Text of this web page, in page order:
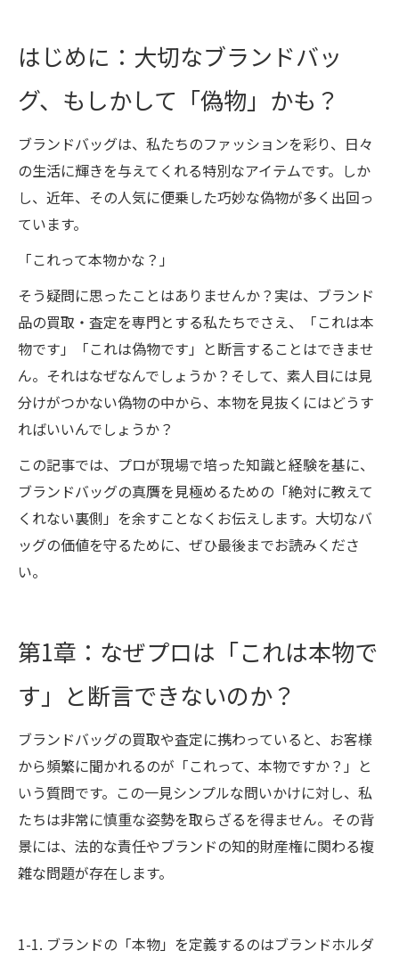
はじめに：大切なブランドバッ
グ、もしかして「偽物」かも？
ブランドバッグは、私たちのファッションを彩り、日々
の生活に輝きを与えてくれる特別なアイテムです。しか
し、近年、その人気に便乗した巧妙な偽物が多く出回っ
ています。
「これって本物かな？」
そう疑問に思ったことはありませんか？実は、ブランド
品の買取・査定を専門とする私たちでさえ、「これは本
物です」「これは偽物です」と断言することはできませ
ん。それはなぜなんでしょうか？そして、素人目には見
分けがつかない偽物の中から、本物を見抜くにはどうす
ればいいんでしょうか？
この記事では、プロが現場で培った知識と経験を基に、
ブランドバッグの真贋を見極めるための「絶対に教えて
くれない裏側」を余すことなくお伝えします。大切なバ
ッグの価値を守るために、ぜひ最後までお読みくださ
い。
第1章：なぜプロは「これは本物で
す」と断言できないのか？
ブランドバッグの買取や査定に携わっていると、お客様
から頻繁に聞かれるのが「これって、本物ですか？」と
いう質問です。この一見シンプルな問いかけに対し、私
たちは非常に慎重な姿勢を取らざるを得ません。その背
景には、法的な責任やブランドの知的財産権に関わる複
雑な問題が存在します。
1-1. ブランドの「本物」を定義するのはブランドホルダ